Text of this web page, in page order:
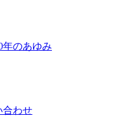
年のあゆみ
合わせ